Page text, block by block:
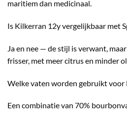
maritiem dan medicinaal.
Is Kilkerran 12y vergelijkbaar met
Ja en nee — de stijl is verwant,
frisser, met meer citrus en minder
Welke vaten worden gebruikt voor
Een combinatie van 70%